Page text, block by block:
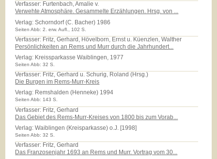
Verfasser: Furtenbach, Amalie v.
Verwehte Atmosphäre. Gesammelte Erzählungen. Hrsg. von ...
Verlag:Schorndorf (C. Bacher) 1986
Seiten Abb: 2. erw. Aufl., 102 S.
Verfasser: Fritz, Gerhard, Hövelborn, Ernst u. Küenzlen, Walther
Persönlichkeiten an Rems und Murr durch die Jahrhundert...
Verlag: Kreissparkasse Waiblingen, 1977
Seiten Abb: 32 S.
Verfasser: Fritz, Gerhard u. Schurig, Roland (Hrsg.)
Die Burgen im Rems-Murr-Kreis
Verlag: Remshalden (Henneke) 1994
Seiten Abb: 143 S.
Verfasser: Fritz, Gerhard
Das Gebiet des Rems-Murr-Kreises von 1800 bis zum Vorab...
Verlag:Waiblingen (Kreisparkasse) o.J. [1998]
Seiten Abb: 32 S.
Verfasser: Fritz, Gerhard
Das Franzosenjahr 1693 an Rems und Murr. Vortrag vom 30...